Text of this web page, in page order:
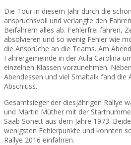
Die Tour in diesem Jahr durch die
anspruchsvoll und verlangte den
Beifahrern alles ab. Fehlerfrei fahren,
absolvieren und so wenig Fehler wie
die Ansprüche an die Teams. Am
Fahrergemeinde in der Aula Carolina
einzelnen Klassen vorzunehmen.
Abendessen und viel Smaltalk fand die
Abschluss.
Gesamtsieger der diesjährigen Rallye
und Martin Müther mit der
Saab Sonett aus dem Jahre 1973.
wenigsten Fehlerpunkte und konnten
Rallye 2016 einfahren.